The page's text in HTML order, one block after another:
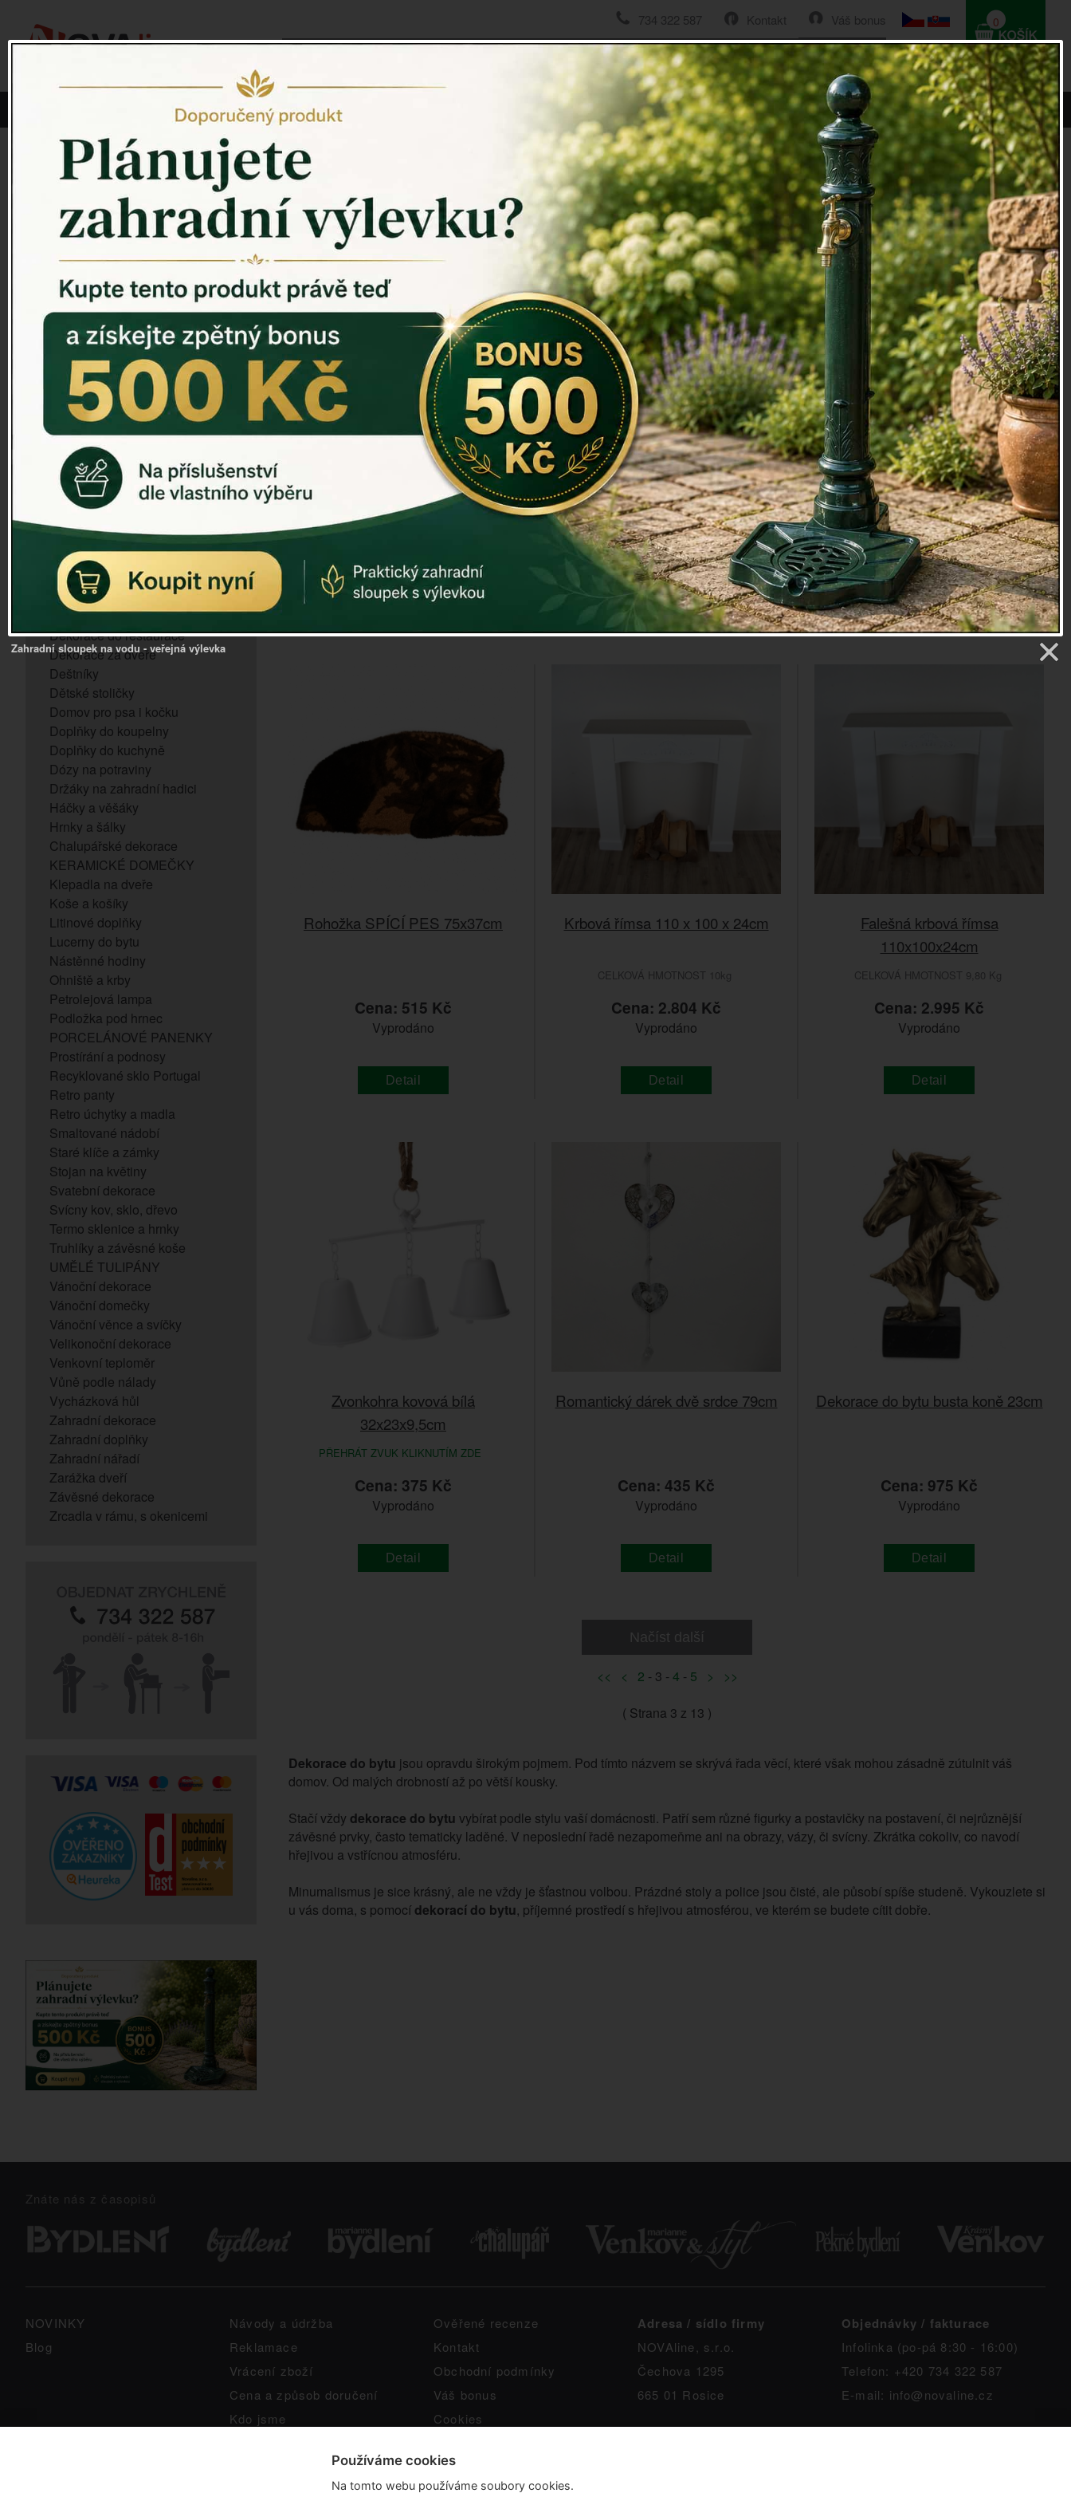
Váš bonus
Kontakt
734 322 587
HLEDAT
0
0 Kč
Vyberte si kategorii: NOVINKY
PÍTKO PRO PTÁKY
ZAHRADNÍ SOCHY
ZAHRADNÍ UMYVADLA
PTAČÍ BUDKY
Litinové škrabáky na boty
DEKORACE NA HROB
RETRO KONZOLE
Domovní čísla - litina
DEKORACE NA ZEĎ
ZVONKOHRA
ZVONY A ZVONKY
PTAČÍ KRMÍTKA
SLUNEČNÍ HODINY
Dózy na brambory a zeleninu
VÝPRODEJ - poslední kusy
Andělé, něžné sošky
Aroma lampy
Buddha soška
BUDKY PRO SÝKORKY
Budky pro vrabce
Bytový textil
Dárky pro muže
Dekorace do bytu
Dekorace do restaurace
Dekorace za dveře
Deštníky
Dětské stoličky
Domov pro psa i kočku
Doplňky do koupelny
Doplňky do kuchyně
Dózy na potraviny
Držáky na zahradní hadici
Háčky a věšáky
Hrnky a šálky
Chalupářské dekorace
KERAMICKÉ DOMEČKY
Klepadla na dveře
Koše a košíky
Litinové doplňky
Lucerny do bytu
Nástěnné hodiny
Ohniště a krby
Petrolejová lampa
Podložka pod hrnec
PORCELÁNOVÉ PANENKY
Prostírání a podnosy
Recyklované sklo Portugal
Retro panty
Retro úchytky a madla
Smaltované nádobí
Staré klíče a zámky
Stojan na květiny
Svatební dekorace
Svícny kov, sklo, dřevo
Termo sklenice a hrnky
Truhlíky a závěsné koše
UMĚLÉ TULIPÁNY
Vánoční dekorace
Vánoční domečky
Vánoční věnce a svíčky
Velikonoční dekorace
Venkovní teploměr
Vůně podle nálady
Vycházková hůl
Zahradní dekorace
Zahradní doplňky
Zahradní nářadí
Zarážka dveří
Závěsné dekorace
Zrcadla v rámu, s okenicemi
Venkovský domov
Foto rámeček se srdcem
12,5x19x1cm
Cena: 220 Kč
Detail
Dekorace jelen na stěnu
22x10x25,9cm
VĚŠÁK NA KABÁTY
Cena: 975 Kč
Detail
Kovová dekorace na zeď Klíč
Cena: 295 Kč
Vyprodáno
Detail
Rohožka SPÍCÍ PES 75x37cm
Cena: 515 Kč
Vyprodáno
Detail
Krbová římsa 110 x 100 x 24cm
CELKOVÁ HMOTNOST 10kg
Cena: 2.804 Kč
Vyprodáno
Detail
Falešná krbová římsa
110x100x24cm
CELKOVÁ HMOTNOST 9,80 Kg
Cena: 2.995 Kč
Vyprodáno
Detail
Zvonkohra kovová bílá
32x23x9,5cm
PŘEHRÁT ZVUK KLIKNUTÍM ZDE
Cena: 375 Kč
Vyprodáno
Detail
Romantický dárek dvě srdce 79cm
Cena: 435 Kč
Vyprodáno
Detail
Dekorace do bytu busta koně 23cm
Cena: 975 Kč
Vyprodáno
Detail
Načíst další
<< < 2 - 3 - 4 - 5 >
>>
( Strana 3 z 13 )
Dekorace do bytu jsou opravdu širokým pojmem. Pod tímto názvem se skrývá řada věcí, které však mohou zásadně zútulnit váš
domov. Od malých drobností až po větší kousky.
Stačí vždy dekorace do bytu vybírat podle stylu vaší domácnosti. Patří sem různé figurky a postavičky na postavení, či nejrůznější
závěsné prvky, často tematicky laděné. V neposlední řadě nezapomeňme ani na obrazy, vázy, či svícny. Zkrátka cokoliv, co navodí
hřejivou a vstřícnou atmosféru.
Minumalismus je sice krásný, ale ne vždy je šťastnou volbou. Prázdné stoly a police jsou čisté, ale působí spíše studeně. Vykouzlete si
u vás doma, s pomocí dekorací do bytu, příjemné prostředí s hřejivou atmosférou, ve kterém se budete cítit dobře.
Znáte nás z časopisů
NOVINKY
Blog
Návody a údržba
Reklamace
Vrácení zboží
Cena a způsob doručení
Kdo jsme
Ověřené recenze
Kontakt
Obchodní podmínky
Váš bonus
Cookies
Adresa / sídlo firmy
NOVAline, s.r.o.
Čechova 1295
665 01 Rosice
Objednávky / fakturace
Infolinka (po-pá 8:30 - 16:00)
Telefon: +420 734 322 587
E-mail: info@novaline.cz
Používáme cookies
Na tomto webu používáme soubory cookies.
Zahradní sloupek na vodu - veřejná výlevka